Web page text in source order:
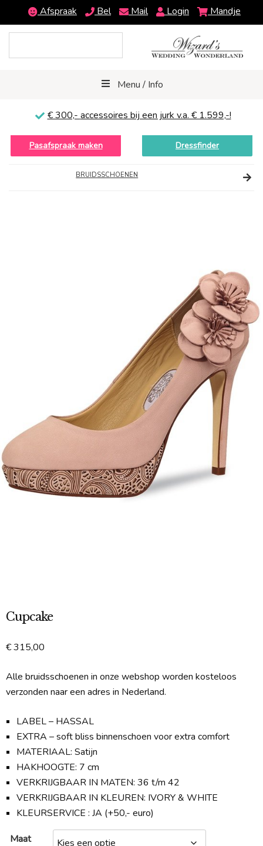
Afspraak Bel Mail Login Mandje
Menu / Info
€ 300,- accessoires bij een jurk v.a. € 1.599,-!
Pasafspraak maken Dressfinder
BRUIDSSCHOENEN
Cupcake
€315,00
Alle bruidsschoenen in onze webshop worden kosteloos
verzonden naar een adres in Nederland.
LABEL – HASSAL
EXTRA – soft bliss binnenschoen voor extra comfort
MATERIAAL: Satijn
HAKHOOGTE: 7 cm
VERKRIJGBAAR IN MATEN: 36 t/m 42
VERKRIJGBAAR IN KLEUREN: IVORY & WHITE
KLEURSERVICE : JA (+50,- euro)
Maat